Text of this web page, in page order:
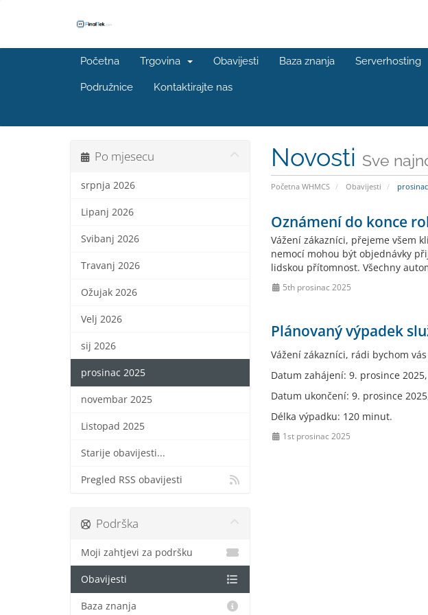
Početna Trgovina Obavijesti Baza znanja Serverhosting
Podružnice Kontaktirajte nas
Novosti Sve
Početna WHMCS Obavijesti
Po mjesecu
srpnja 2026
Lipanj 2026
Svibanj 2026
Travanj 2026
Ožujak 2026
Velj 2026
sij 2026
prosinac 2025
novembar 2025
Listopad 2025
Starije obavijesti...
Pregled RSS obavijesti
Oznámení do konce
Vážení zákazníci, přejeme všem
nemocí mohou být objednávky
lidskou přítomnost. Všechny
5th prosinac 2025
Plánovaný výpadek
Vážení zákazníci, rádi bychom
Datum zahájení: 9. prosince
Datum ukončení: 9. prosince
Délka výpadku: 120 minut.
1st prosinac 2025
Podrška
Moji zahtjevi za podršku
Obavijesti
Baza znanja